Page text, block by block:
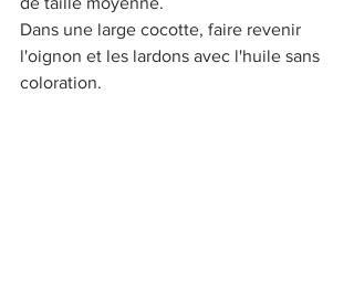
Dans une large cocotte, faire revenir
l'oignon et les lardons avec l'huile sans
coloration.